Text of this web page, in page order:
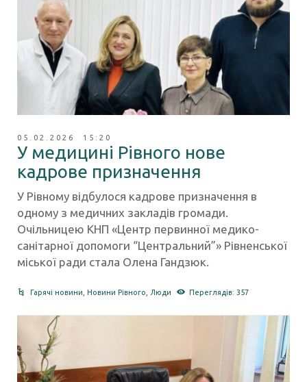
05.02.2026 15:20
У медицині Рівного нове
кадрове призначення
У Рівному відбулося кадрове призначення в
одному з медичних закладів громади.
Очільницею КНП «Центр первинної медико-
санітарної допомоги “Центральний”» Рівненської
міської ради стала Олена Гандзюк.
Гарячі новини, Новини Рівного,Люди Переглядів: 357